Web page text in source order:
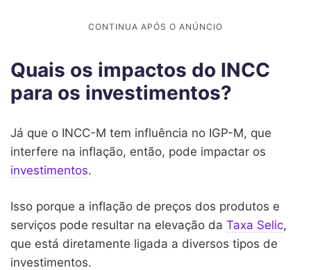
Quais os impactos do INCC
para os investimentos?
Já que o INCC-M tem influência no IGP-M, que
interfere na inflação, então, pode impactar os
investimentos.
Isso porque a inflação de preços dos produtos e
serviços pode resultar na elevação da Taxa Selic,
que está diretamente ligada a diversos tipos de
investimentos.